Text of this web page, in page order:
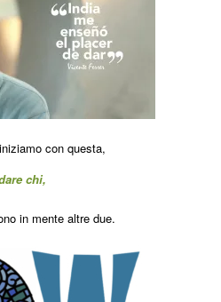
con questa,
chi,
in mente altre due.